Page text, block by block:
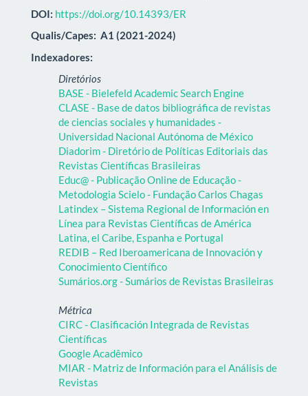
DOI: https://doi.org/10.14393/ER
Qualis/Capes: A1 (2021-2024)
Indexadores:
Diretórios
BASE - Bielefeld Academic Search Engine
CLASE - Base de datos bibliográfica de revistas
de ciencias sociales y humanidades -
Universidad Nacional Autónoma de México
Diadorim - Diretório de Políticas Editoriais das
Revistas Científicas Brasileiras
Educ@ - Publicação Online de Educação -
Metodologia Scielo - Fundação Carlos Chagas
Latindex – Sistema Regional de Información en
Línea para Revistas Científicas de América
Latina, el Caribe, Espanha e Portugal
REDIB – Red Iberoamericana de Innovación y
Conocimiento Científico
Sumários.org - Sumários de Revistas Brasileiras
Métrica
CIRC - Clasificación Integrada de Revistas
Científicas
Google Acadêmico
MIAR - Matriz de Información para el Análisis de
Revistas